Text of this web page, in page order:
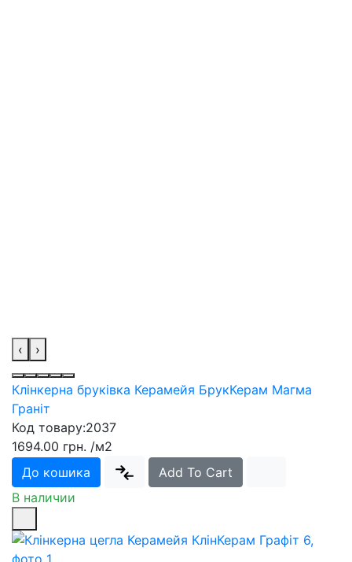
‹ ›
Клінкерна бруківка Керамейя БрукКерам Магма
Граніт
Код товару:2037
1694.00 грн. /м2
До кошика
Add To Cart
В наличии